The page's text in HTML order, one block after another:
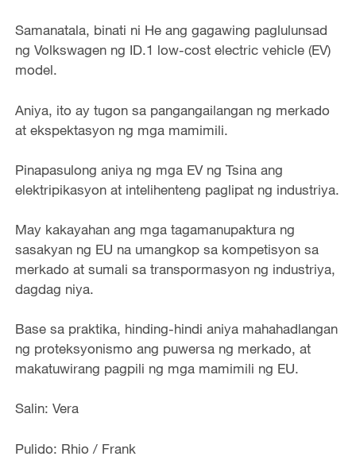
Samanatala, binati ni He ang gagawing paglulunsad
ng Volkswagen ng ID.1 low-cost electric vehicle (EV)
model.
Aniya, ito ay tugon sa pangangailangan ng merkado
at ekspektasyon ng mga mamimili.
Pinapasulong aniya ng mga EV ng Tsina ang
elektripikasyon at intelihenteng paglipat ng industriya.
May kakayahan ang mga tagamanupaktura ng
sasakyan ng EU na umangkop sa kompetisyon sa
merkado at sumali sa transpormasyon ng industriya,
dagdag niya.
Base sa praktika, hinding-hindi aniya mahahadlangan
ng proteksyonismo ang puwersa ng merkado, at
makatuwirang pagpili ng mga mamimili ng EU.
Salin: Vera
Pulido: Rhio / Frank